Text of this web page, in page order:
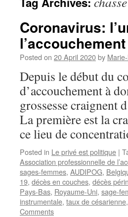
Coronavirus:
Posted on 20 April 2020by
Depuis le début du
d’accouchement à
grossesse craignent
La première est la
ce lieu de
Posted in Le privé est politique |
Association professionnelle de
sages-femmes, AUDIPOG,
19, décès en couches, décès
Pays-Bas, Royaume-Uni, sage-
instrumentale, taux de césarienne,
Comments